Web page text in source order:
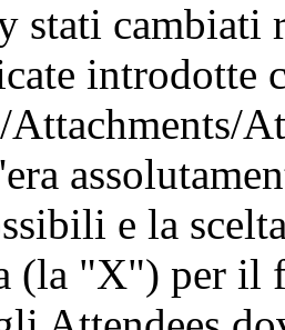
stati cambiati
introdotte
e la
(la "X") per il